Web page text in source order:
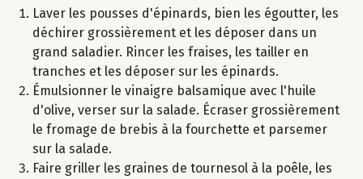
Laver les pousses d'épinards, bien les égoutter, les
déchirer grossièrement et les déposer dans un
grand saladier. Rincer les fraises, les tailler en
tranches et les déposer sur les épinards.
Émulsionner le vinaigre balsamique avec l'huile
d'olive, verser sur la salade. Écraser grossièrement
le fromage de brebis à la fourchette et parsemer
sur la salade.
Faire griller les graines de tournesol à la poêle, les